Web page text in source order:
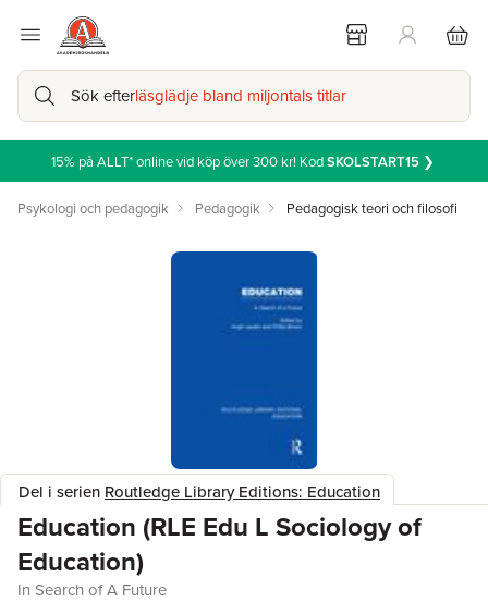
Sök efterläsglädje bland miljontals titlar
15% på ALLT* online vid köp över 300 kr! KodSKOLSTART15❯
Psykologi och pedagogik Pedagogik Pedagogisk teori och filosofi
Del i serien Routledge Library Editions: Education
Education (RLE Edu L Sociology of
Education)
In Search of A Future